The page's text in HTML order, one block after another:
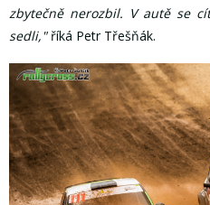
zbytečně nerozbil. V autě se
sedli,"říká Petr Třešňák.